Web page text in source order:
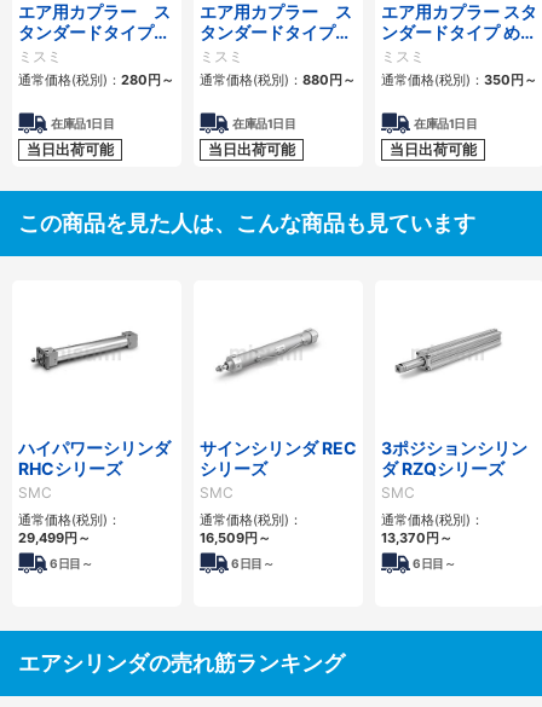
エア用カプラー ス
タンダードタイプ
おねじプラグ
ミスミ
通常価格(税別)： 280 円 ～
在庫品1日目
当日出荷可能
エア用カプラー ス
タンダードタイプ
おねじソケット
ミスミ
通常価格(税別)： 880 円 ～
在庫品1日目
当日出荷可能
エア用カプラー スタ
ンダードタイプ めね
じプラグ
ミスミ
通常価格(税別)： 350 円 ～
在庫品1日目
当日出荷可能
この商品を見た人は、こんな商品も見ています
ハイパワーシリンダ
RHCシリーズ
SMC
通常価格(税別)：
29,499円 ～
6 日目～
サインシリンダ REC
シリーズ
SMC
通常価格(税別)：
16,509円 ～
6 日目～
3ポジションシリン
ダ RZQシリーズ
SMC
通常価格(税別)：
13,370 円 ～
6 日目～
エアシリンダの売れ筋ランキング